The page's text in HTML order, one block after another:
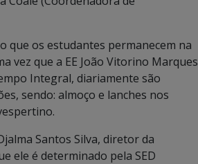
que os estudantes permanecem na
vez que a EE João Vitorino Marques
Integral, diariamente são
sendo: almoço e lanches nos
Santos Silva, diretor da
ele é determinado pela SED